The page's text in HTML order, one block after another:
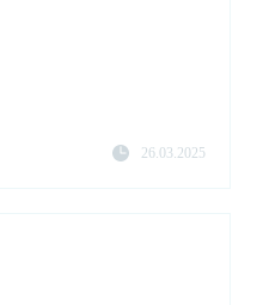
26.03.2025